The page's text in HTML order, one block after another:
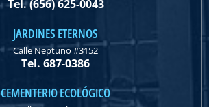
Tel. (656) 625-0043
JARDINES ETERNOS
Calle Neptuno #3152
Tel. 687-0386
CEMENTERIO ECOLÓGICO